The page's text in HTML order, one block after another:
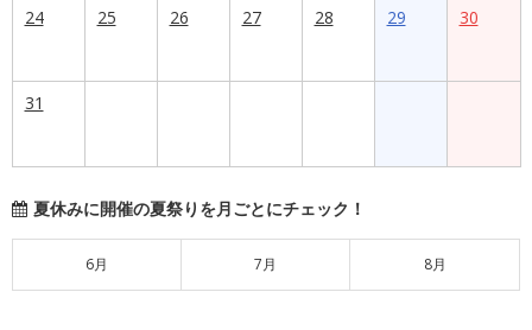
24 25 26 27 28 29 30
31
夏休みに開催の夏祭りを月ごとにチェック！
6月 7月 8月